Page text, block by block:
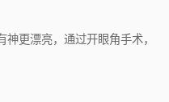
更漂亮，通过开眼角手术，